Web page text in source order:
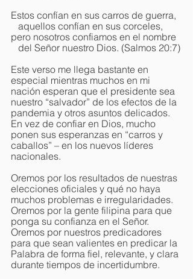
Estos confían en sus carros de guerra,
   aquellos confían en sus corceles,
pero nosotros confiamos en el nombre
   del Señor nuestro Dios. (Salmos 20:7)
Este verso me llega bastante en
especial mientras muchos en mi
nación esperan que el presidente sea
nuestro “salvador” de los efectos de la
pandemia y otros asuntos delicados.
En vez de confiar en Dios, mucho
ponen sus esperanzas en “carros y
caballos” – en los nuevos líderes
nacionales.
Oremos por los resultados de nuestras
elecciones oficiales y qué no haya
muchos problemas e irregularidades.
Oremos por la gente filipina para que
ponga su confianza en el Señor.
Oremos por nuestros predicadores
para que sean valientes en predicar la
Palabra de forma fiel, relevante, y clara
durante tiempos de incertidumbre.